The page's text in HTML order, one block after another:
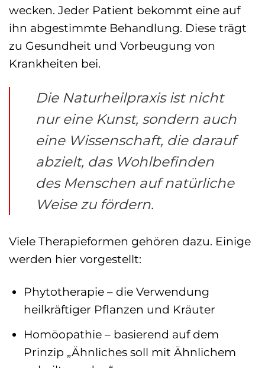
wecken. Jeder Patient bekommt eine auf
ihn abgestimmte Behandlung. Diese trägt
zu Gesundheit und Vorbeugung von
Krankheiten bei.
Die Naturheilpraxis ist nicht
nur eine Kunst, sondern auch
eine Wissenschaft, die darauf
abzielt, das Wohlbefinden
des Menschen auf natürliche
Weise zu fördern.
Viele Therapieformen gehören dazu. Einige
werden hier vorgestellt:
Phytotherapie – die Verwendung
heilkräftiger Pflanzen und Kräuter
Homöopathie – basierend auf dem
Prinzip „Ähnliches soll mit Ähnlichem